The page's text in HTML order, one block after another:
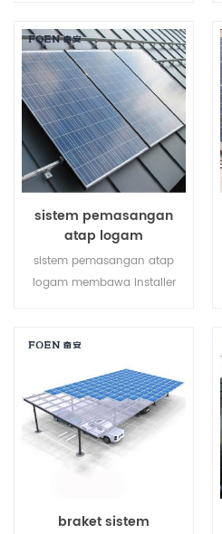
biaya tenaga kerja Anda dan
mempersingkat waktu
pemasangan.
sistem pemasangan
atap logam
sistem pemasangan atap
logam membawa installer
cepat dan struktur lebih
aman.
braket sistem